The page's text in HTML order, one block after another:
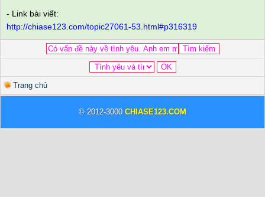
- Link bài viết:
http://chiase123.com/topic27061-53.html#p316319
Trang chủ
© 2012-3000 CHIASE123.COM